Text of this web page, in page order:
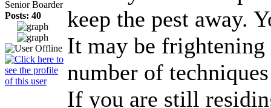
Senior Boarder
Posts: 40
keep the pest away.
It may be frightening
number of
If you are still